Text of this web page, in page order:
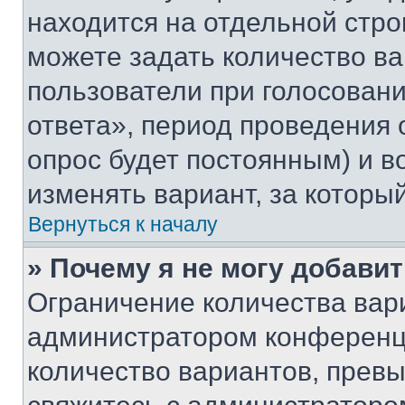
находится на отдельной
можете задать количество
пользователи при
ответа», период проведения
опрос будет постоянным) и
изменять вариант, за
Вернуться к началу
» Почему я не могу
Ограничение количества
администратором
количество вариантов,